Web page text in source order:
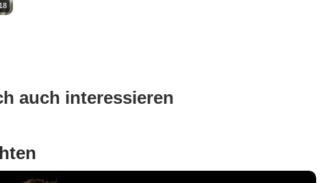
auch interessieren